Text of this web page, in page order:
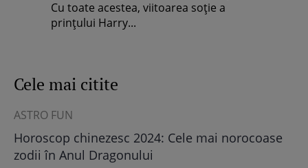
Cu toate acestea, viitoarea soție a
prințului Harry...
Cele mai citite
ASTRO FUN
Horoscop chinezesc 2024: Cele mai norocoase
zodii în Anul Dragonului